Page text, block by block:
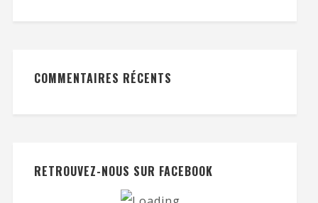
COMMENTAIRES RÉCENTS
RETROUVEZ-NOUS SUR FACEBOOK